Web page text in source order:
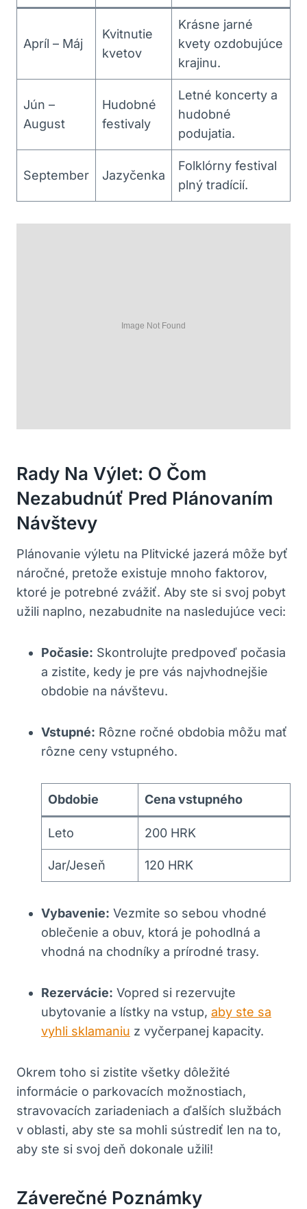
Apríl – Máj
Kvitnutie
kvetov
Krásne jarné
kvety ozdobujúce
krajinu.
Jún –
August
Hudobné
festivaly
Letné koncerty a
hudobné
podujatia.
September Jazyčenka
Folklórny festival
plný tradícií.
Rady Na Výlet: O Čom
Nezabudnúť Pred Plánovaním
Návštevy
Plánovanie výletu na Plitvické jazerá môže byť
náročné, pretože existuje mnoho faktorov,
ktoré je potrebné zvážiť. Aby ste si svoj pobyt
užili naplno, nezabudnite na nasledujúce veci:
Počasie: Skontrolujte predpoveď počasia
a zistite, kedy je pre vás najvhodnejšie
obdobie na návštevu.
Vstupné: Rôzne ročné obdobia môžu mať
rôzne ceny vstupného.
Obdobie Cena vstupného
Leto 200 HRK
Jar/Jeseň 120 HRK
Vybavenie: Vezmite so sebou vhodné
oblečenie a obuv, ktorá je pohodlná a
vhodná na chodníky a prírodné trasy.
Rezervácie: Vopred si rezervujte
ubytovanie a lístky na vstup, aby ste sa
vyhli sklamaniu z vyčerpanej kapacity.
Okrem toho si zistite všetky dôležité
informácie o parkovacích možnostiach,
stravovacích zariadeniach a ďalších službách
v oblasti, aby ste sa mohli sústrediť len na to,
aby ste si svoj deň dokonale užili!
Záverečné Poznámky